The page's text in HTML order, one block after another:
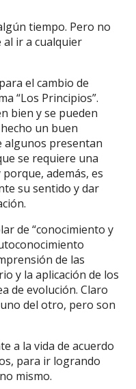
tiempo. Pero no
al ir a cualquier
el cambio de
“Los Principios”.
bien y se pueden
un buen
algunos presentan
se requiere una
además, es
su sentido y dar
de “conocimiento y
de las
y la aplicación de los
de evolución. Claro
del otro, pero son
a la vida de acuerdo
para ir logrando
mismo.